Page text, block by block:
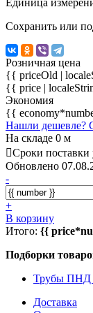
Сохранить или
Розничная цена
{{ priceOld |
{{ price |
Экономия
{{
Нашли дешевле?
На складе 0 м
Сроки поставки
Обновлено
-
+
В корзину
Итого: {{
Подборки
Трубы ПНД
Доставка